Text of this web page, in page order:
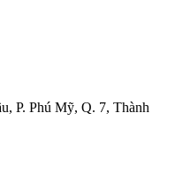
P. Phú Mỹ, Q. 7, Thành